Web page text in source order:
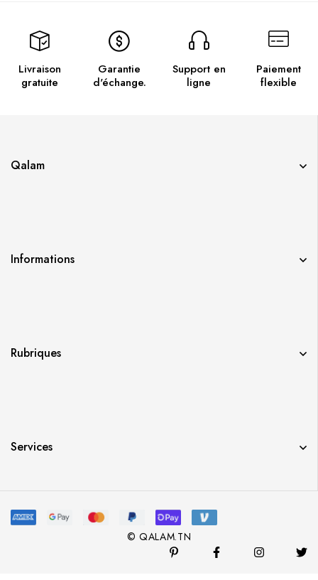
Livraison
gratuite
Garantie
d'échange.
Support en
ligne
Paiement
flexible
Qalam
Informations
Rubriques
Services
© QALAM.TN